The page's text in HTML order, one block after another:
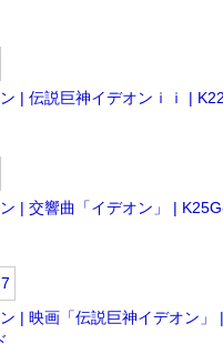
| 伝説巨神イデオンｉｉ |
| 交響曲「イデオン」 |
| 映画「伝説巨神イデオン」